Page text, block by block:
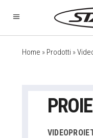
Home » Prodotti »